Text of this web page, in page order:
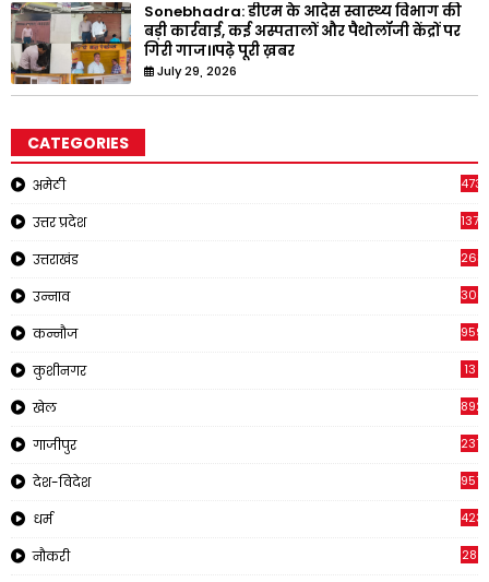
Sonebhadra: डीएम के आदेस स्वास्थ्य विभाग की
बड़ी कार्रवाई, कई अस्पतालों और पैथोलॉजी केंद्रों पर
गिरी गाज।।पढ़े पूरी ख़बर
July 29, 2026
CATEGORIES
अमेठी
उत्तर प्रदेश 1371
उत्तराखंड
उन्नाव 308
कन्नौज 959
कुशीनगर 13
खेल 892
गाजीपुर 237
देश-विदेश 957
धर्म 423
नौकरी 28